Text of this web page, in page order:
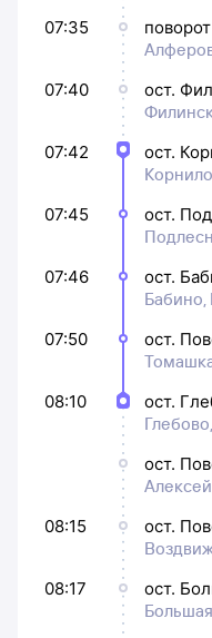
07:35
поворот
07:40
ост.
07:42
ост.
07:45
ост.
07:46
ост.
Бабино,
07:50
ост.
08:10
ост.
ост.
08:15
ост.
08:17
ост.